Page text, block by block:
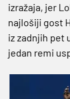
izražaja, jer
najlošiji gost
iz zadnjih pet
jedan remi